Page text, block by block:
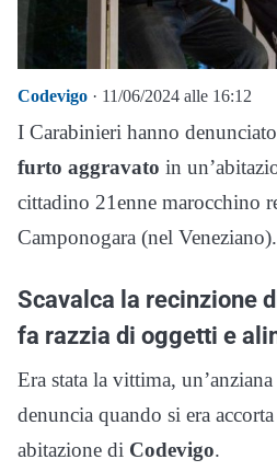
Codevigo · 11/06/2024 alle 16:12
I Carabinieri hanno
furto aggravato in
cittadino 21enne marocchino
Camponogara (nel Veneziano).
Scavalca la recinzione
fa razzia di oggetti e
Era stata la vittima,
denuncia quando si era
abitazione di Codevigo.